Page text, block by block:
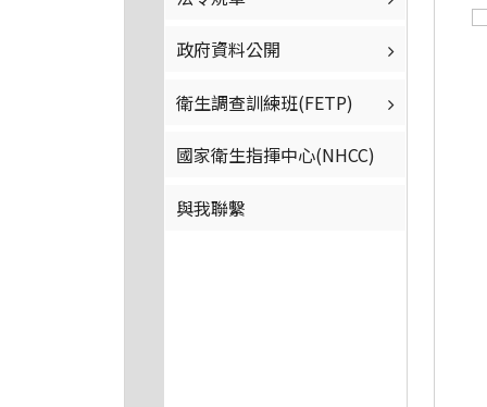
政府資料公開
衛生調查訓練班(FETP)
國家衛生指揮中心(NHCC)
與我聯繫